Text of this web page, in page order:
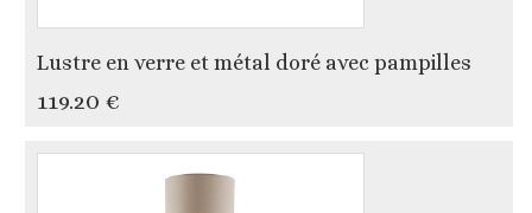
Lustre en verre et métal doré avec pampilles
119.20 €